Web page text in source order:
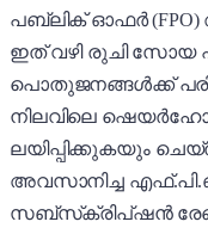
പബ്ലിക് ഓഫർ (FPO)
ഇത് വഴി രുചി സോയ
പൊതുജനങ്ങൾക്ക്
നിലവിലെ
ലയിപ്പിക്കുകയും
അവസാനിച്ച എഫ്.പി.ഒ
സബ്‌സ്‌ക്രിപ്‌ഷൻ